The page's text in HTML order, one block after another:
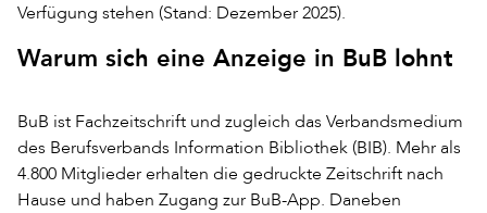
Verfügung stehen (Stand: Dezember 2025).
Warum sich eine Anzeige in BuB lohnt
BuB ist Fachzeitschrift und zugleich das Verbandsmedium
des Berufsverbands Information Bibliothek (BIB). Mehr als
4.800 Mitglieder erhalten die gedruckte Zeitschrift nach
Hause und haben Zugang zur BuB-App. Daneben